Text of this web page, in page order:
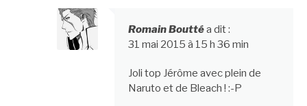
Romain Bouttéa dit :
31 mai 2015 à 15 h 36 min
Joli top Jérôme avec plein de
Naruto et de Bleach ! :-P